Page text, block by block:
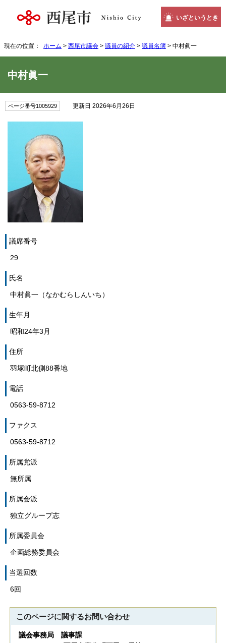
いざというとき
現在の位置： ホーム > 西尾市議会 > 議員の紹介 > 議員名簿 > 中村眞一
中村眞一
ページ番号1005929 更新日 2026年6月26日
議席番号
29
氏名
中村眞一（なかむらしんいち）
生年月
昭和24年3月
住所
羽塚町北側88番地
電話
0563-59-8712
ファクス
0563-59-8712
所属党派
無所属
所属会派
独立グループ志
所属委員会
企画総務委員会
当選回数
6回
このページに関するお問い合わせ
議会事務局 議事課